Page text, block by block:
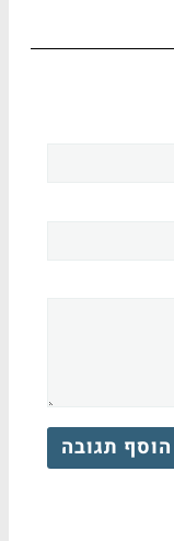
הוסף תגובה